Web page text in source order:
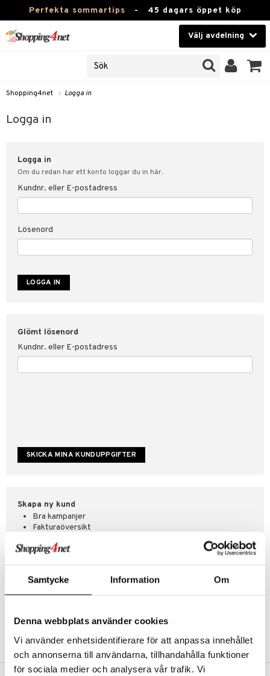
Samtycke Information Om
Denna webbplats använder cookies
Vi använder enhetsidentifierare för att anpassa innehållet
och annonserna till användarna, tillhandahålla funktioner
för sociala medier och analysera vår trafik. Vi
Perfekta sommartips - 45 dagars öppet köp
Välj avdelning
Kontaktlinser
Hälsokost
Fitness
Hem & Inredning
Leksaker, Barn & Baby
Varumärken
Shopping4net » Logga in
Logga in
Logga in
Om du redan har ett konto loggar du in här.
Kundnr. eller E-postadress
Lösenord
Glömt lösenord
Kundnr. eller E-postadress
Skapa ny kund
Bra kampanjer
Fakturaöversikt
Abonnemang
Önskelistor
SKAPA KUND
svar
för Shopping4net